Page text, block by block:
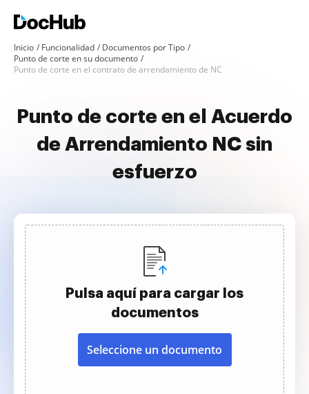
Inicio Funcionalidad
Documentos por Tipo
Punto de corte en su documento
Punto de corte en el contrato de arrendamiento de NC
Punto de corte en el Acuerdo
de Arrendamiento NC sin
esfuerzo
Pulsa aquí para cargar los
documentos
Seleccione un documento